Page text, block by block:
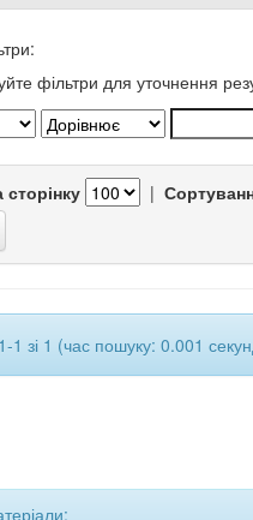
фільтри для уточнення
|
1 зі 1 (час пошуку: 0.001